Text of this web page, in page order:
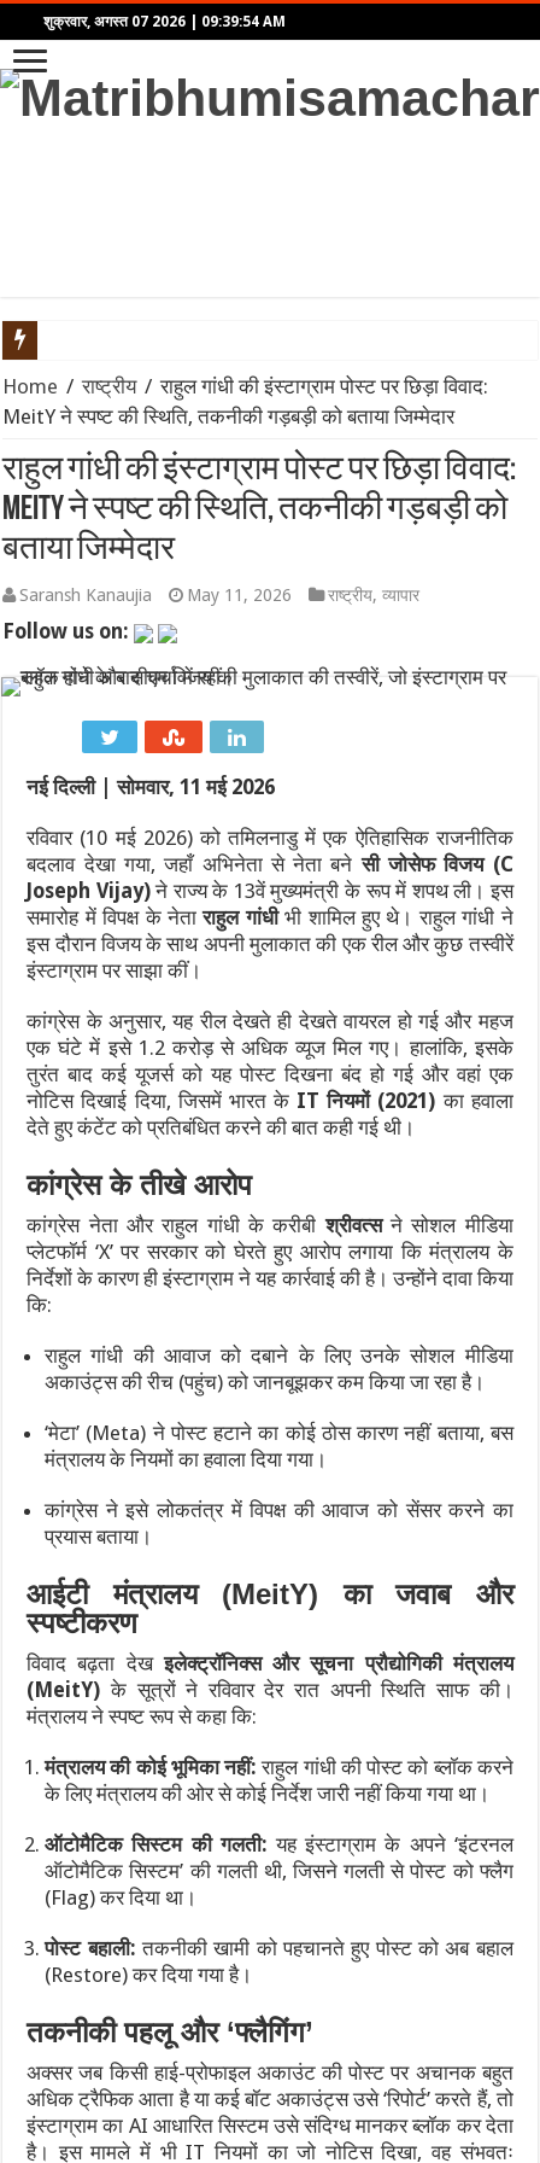
शुक्रवार, अगस्त 07 2026 09:39:54 AM
‘आवारापन 2’ का टीज़र रिलीज़: इमरान हाशमी फिर दिखेंगे ‘शिवम
बॉम्बे हाईकोर्ट से तरुण तेजपाल को बड़ा झटका: यौन उत्पीड़न मामले में
Velo की नई ग्लोबल रिसर्च में सामने आया सेल्फ-एक्सप्रेशन का रिपल इफेक्ट
महिंद्रा ने लॉन्च किया Scorpio-N का नया अवतार: पैनोरमिक सनरूफ
एथेनॉल नीति पर बने फर्जी और डीपफेक वीडियो हटाएं: बॉम्बे हाईकोर्ट का
गंगा पुल पर नॉन-इंटरलॉकिंग कार्य: दिल्ली-पटना-हावड़ा रूट की 845 ट्रेनें
JPSC-JSSC प्रदर्शन: सोनम वांगचुक से वीडियो कॉल पर बात के बाद
पाकिस्तान में सियासी भूचाल: शहबाज सरकार संकट में, 21 साल के सबसे
‘गजनी’ और ‘लगान’ फेम अभिनेता प्रदीप रावत का 74 की उम्र में निधन,
झारखंड में JPSC-JSSC धांधली पर उग्र हुआ छात्र आंदोलन: छात्र नेता
Home / राष्ट्रीय / राहुल गांधी की इंस्टाग्राम पोस्ट पर छिड़ा विवाद:
MeitY ने स्पष्ट की स्थिति, तकनीकी गड़बड़ी को बताया जिम्मेदार
राहुल गांधी की इंस्टाग्राम पोस्ट पर छिड़ा विवाद:
MeitY ने स्पष्ट की स्थिति, तकनीकी गड़बड़ी को
बताया जिम्मेदार
Saransh Kanaujia May 11, 2026 राष्ट्रीय,व्यापार
Follow us on:
नई दिल्ली | सोमवार, 11 मई 2026
रविवार (10 मई 2026) को तमिलनाडु में एक ऐतिहासिक राजनीतिक
बदलाव देखा गया, जहाँ अभिनेता से नेता बनेसी जोसेफ विजय (C
Joseph Vijay)ने राज्य के 13वें मुख्यमंत्री के रूप में शपथ ली। इस
समारोह में विपक्ष के नेताराहुल गांधीभी शामिल हुए थे। राहुल गांधी ने
इस दौरान विजय के साथ अपनी मुलाकात की एक रील और कुछ तस्वीरें
इंस्टाग्राम पर साझा कीं।
कांग्रेस के अनुसार, यह रील देखते ही देखते वायरल हो गई और महज
एक घंटे में इसे 1.2 करोड़ से अधिक व्यूज मिल गए। हालांकि, इसके
तुरंत बाद कई यूजर्स को यह पोस्ट दिखना बंद हो गई और वहां एक
नोटिस दिखाई दिया, जिसमें भारत के IT नियमों (2021) का हवाला
देते हुए कंटेंट को प्रतिबंधित करने की बात कही गई थी।
कांग्रेस के तीखे आरोप
कांग्रेस नेता और राहुल गांधी के करीबीश्रीवत्सने सोशल मीडिया
प्लेटफॉर्म ‘X’ पर सरकार को घेरते हुए आरोप लगाया कि मंत्रालय के
निर्देशों के कारण ही इंस्टाग्राम ने यह कार्रवाई की है। उन्होंने दावा किया
कि:
राहुल गांधी की आवाज को दबाने के लिए उनके सोशल मीडिया
अकाउंट्स की रीच (पहुंच) को जानबूझकर कम किया जा रहा है।
‘मेटा’ (Meta) ने पोस्ट हटाने का कोई ठोस कारण नहीं बताया, बस
मंत्रालय के नियमों का हवाला दिया गया।
कांग्रेस ने इसे लोकतंत्र में विपक्ष की आवाज को सेंसर करने का
प्रयास बताया।
आईटी मंत्रालय (MeitY) का जवाब और
स्पष्टीकरण
विवाद बढ़ता देखइलेक्ट्रॉनिक्स और सूचना प्रौद्योगिकी मंत्रालय
(MeitY) के सूत्रों ने रविवार देर रात अपनी स्थिति साफ की।
मंत्रालय ने स्पष्ट रूप से कहा कि:
मंत्रालय की कोई भूमिका नहीं: राहुल गांधी की पोस्ट को ब्लॉक करने
के लिए मंत्रालय की ओर से कोई निर्देश जारी नहीं किया गया था।
ऑटोमैटिक सिस्टम की गलती: यह इंस्टाग्राम के अपने ‘इंटरनल
ऑटोमैटिक सिस्टम’ की गलती थी, जिसने गलती से पोस्ट को फ्लैग
(Flag) कर दिया था।
पोस्ट बहाली: तकनीकी खामी को पहचानते हुए पोस्ट को अब बहाल
(Restore) कर दिया गया है।
तकनीकी पहलू और ‘फ्लैगिंग’
अक्सर जब किसी हाई-प्रोफाइल अकाउंट की पोस्ट पर अचानक बहुत
अधिक ट्रैफिक आता है या कई बॉट अकाउंट्स उसे ‘रिपोर्ट’ करते हैं, तो
इंस्टाग्राम का AI आधारित सिस्टम उसे संदिग्ध मानकर ब्लॉक कर देता
है। इस मामले में भी IT नियमों का जो नोटिस दिखा, वह संभवतः